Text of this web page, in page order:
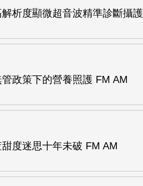
析度顯微超音波精準診斷攝護
政策下的營養照護 FM AM
度迷思十年未破 FM AM